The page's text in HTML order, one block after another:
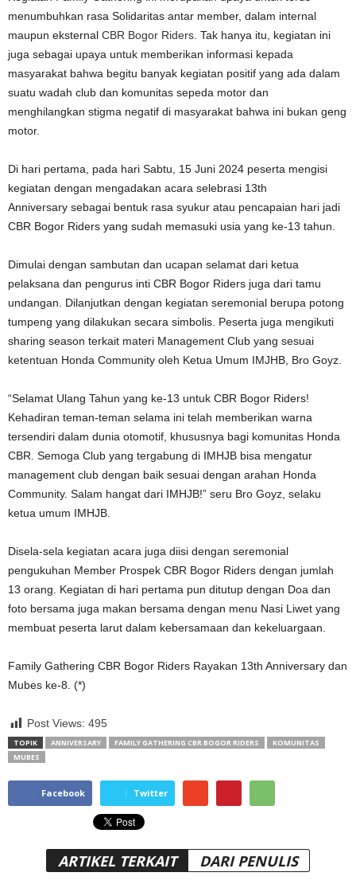
menumbuhkan rasa Solidaritas antar member, dalam internal
maupun eksternal CBR Bogor Riders. Tak hanya itu, kegiatan ini
juga sebagai upaya untuk memberikan informasi kepada
masyarakat bahwa begitu banyak kegiatan positif yang ada dalam
suatu wadah club dan komunitas sepeda motor dan
menghilangkan stigma negatif di masyarakat bahwa ini bukan geng
motor.
Di hari pertama, pada hari Sabtu, 15 Juni 2024 peserta mengisi
kegiatan dengan mengadakan acara selebrasi 13th
Anniversary sebagai bentuk rasa syukur atau pencapaian hari jadi
CBR Bogor Riders yang sudah memasuki usia yang ke-13 tahun.
Dimulai dengan sambutan dan ucapan selamat dari ketua
pelaksana dan pengurus inti CBR Bogor Riders juga dari tamu
undangan. Dilanjutkan dengan kegiatan seremonial berupa potong
tumpeng yang dilakukan secara simbolis. Peserta juga mengikuti
sharing season terkait materi Management Club yang sesuai
ketentuan Honda Community oleh Ketua Umum IMJHB, Bro Goyz.
“Selamat Ulang Tahun yang ke-13 untuk CBR Bogor Riders!
Kehadiran teman-teman selama ini telah memberikan warna
tersendiri dalam dunia otomotif, khususnya bagi komunitas Honda
CBR. Semoga Club yang tergabung di IMHJB bisa mengatur
management club dengan baik sesuai dengan arahan Honda
Community. Salam hangat dari IMHJB!” seru Bro Goyz, selaku
ketua umum IMHJB.
Disela-sela kegiatan acara juga diisi dengan seremonial
pengukuhan Member Prospek CBR Bogor Riders dengan jumlah
13 orang. Kegiatan di hari pertama pun ditutup dengan Doa dan
foto bersama juga makan bersama dengan menu Nasi Liwet yang
membuat peserta larut dalam kebersamaan dan kekeluargaan.
Family Gathering CBR Bogor Riders Rayakan 13th Anniversary dan
Mubes ke-8. (*)
Post Views: 495
TOPIK ANNIVERSARY FAMILY GATHERING CBR BOGOR RIDERS
KOMUNITAS
MUBES
Facebook Twitter
ARTIKEL TERKAIT DARI PENULIS